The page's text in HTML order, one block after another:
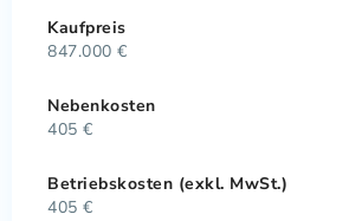
Kaufpreis
847.000 €
Nebenkosten
405 €
Betriebskosten (exkl. MwSt.)
405 €